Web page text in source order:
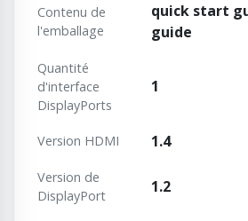
Contenu de
l'emballage
quick start
guide
Quantité
d'interface
DisplayPorts
1
Version HDMI 1.4
Version de
DisplayPort
1.2